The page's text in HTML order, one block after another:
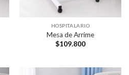
HOSPITALARIO
Mesa de Arrime
$109.800